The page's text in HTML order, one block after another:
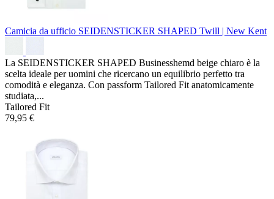
Camicia da ufficio SEIDENSTICKER SHAPED Twill | New Kent
La SEIDENSTICKER SHAPED Businesshemd beige chiaro è la
scelta ideale per uomini che ricercano un equilibrio perfetto tra
comodità e eleganza. Con passform Tailored Fit anatomicamente
studiata,...
Tailored Fit
79,95 €